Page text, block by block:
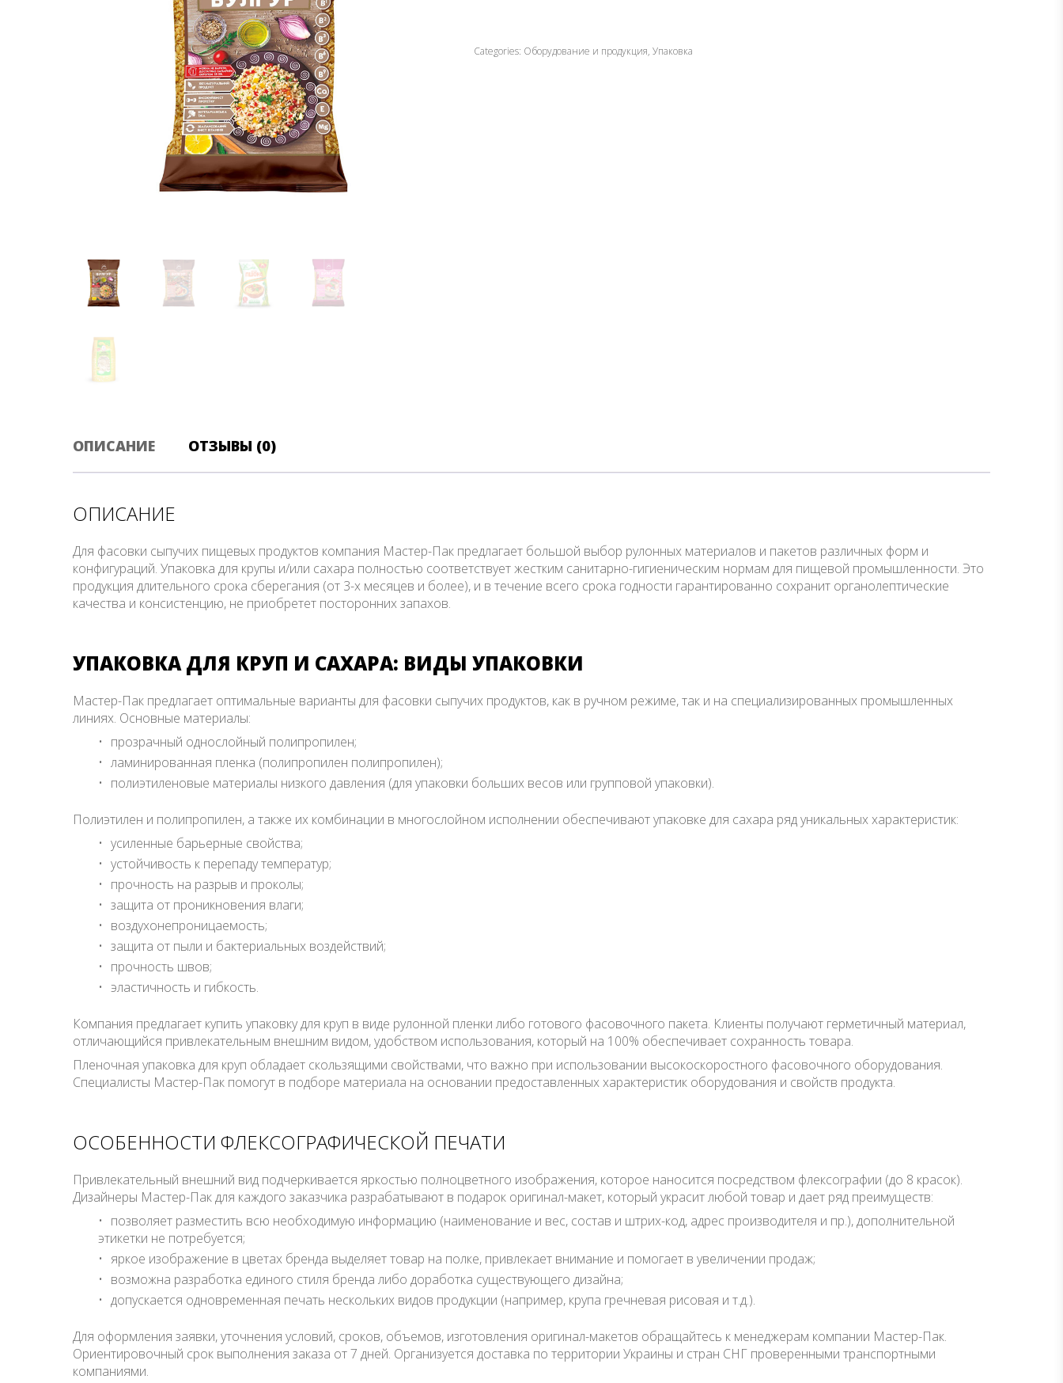
Categories: Оборудование и продукция,Упаковка
ОПИСАНИЕ ОТЗЫВЫ (0)
ОПИСАНИЕ
Для фасовки сыпучих пищевых продуктов компания Мастер-Пак предлагает большой выбор рулонных материалов и пакетов различных форм и
конфигураций. Упаковка для крупы и/или сахара полностью соответствует жестким санитарно-гигиеническим нормам для пищевой промышленности. Это
продукция длительного срока сберегания (от 3-х месяцев и более), и в течение всего срока годности гарантированно сохранит органолептические
качества и консистенцию, не приобретет посторонних запахов.
УПАКОВКА ДЛЯ КРУП И САХАРА: ВИДЫ УПАКОВКИ
Мастер-Пак предлагает оптимальные варианты для фасовки сыпучих продуктов, как в ручном режиме, так и на специализированных промышленных
линиях. Основные материалы:
прозрачный однослойный полипропилен;
ламинированная пленка (полипропилен полипропилен);
полиэтиленовые материалы низкого давления (для упаковки больших весов или групповой упаковки).
Полиэтилен и полипропилен, а также их комбинации в многослойном исполнении обеспечивают упаковке для сахара ряд уникальных характеристик:
усиленные барьерные свойства;
устойчивость к перепаду температур;
прочность на разрыв и проколы;
защита от проникновения влаги;
воздухонепроницаемость;
защита от пыли и бактериальных воздействий;
прочность швов;
эластичность и гибкость.
Компания предлагает купить упаковку для круп в виде рулонной пленки либо готового фасовочного пакета. Клиенты получают герметичный материал,
отличающийся привлекательным внешним видом, удобством использования, который на 100% обеспечивает сохранность товара.
Пленочная упаковка для круп обладает скользящими свойствами, что важно при использовании высокоскоростного фасовочного оборудования.
Специалисты Мастер-Пак помогут в подборе материала на основании предоставленных характеристик оборудования и свойств продукта.
ОСОБЕННОСТИ ФЛЕКСОГРАФИЧЕСКОЙ ПЕЧАТИ
Привлекательный внешний вид подчеркивается яркостью полноцветного изображения, которое наносится посредством флексографии (до 8 красок).
Дизайнеры Мастер-Пак для каждого заказчика разрабатывают в подарок оригинал-макет, который украсит любой товар и дает ряд преимуществ:
позволяет разместить всю необходимую информацию (наименование и вес, состав и штрих-код, адрес производителя и пр.), дополнительной
этикетки не потребуется;
яркое изображение в цветах бренда выделяет товар на полке, привлекает внимание и помогает в увеличении продаж;
возможна разработка единого стиля бренда либо доработка существующего дизайна;
допускается одновременная печать нескольких видов продукции (например, крупа гречневая рисовая и т.д.).
Для оформления заявки, уточнения условий, сроков, объемов, изготовления оригинал-макетов обращайтесь к менеджерам компании Мастер-Пак.
Ориентировочный срок выполнения заказа от 7 дней. Организуется доставка по территории Украины и стран СНГ проверенными транспортными
компаниями.